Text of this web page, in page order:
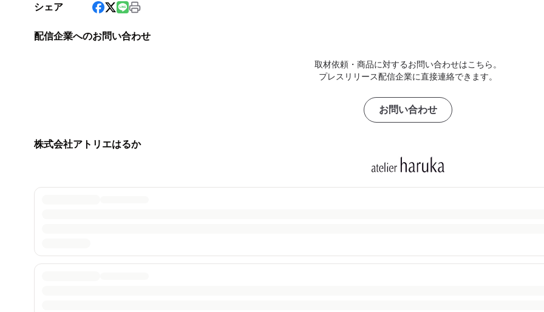
シェア
配信企業へのお問い合わせ
取材依頼・商品に対するお問い合わせはこちら。
プレスリリース配信企業に直接連絡できます。
お問い合わせ
株式会社アトリエはるか